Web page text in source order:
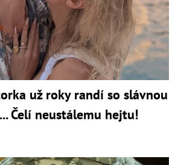
už roky randí so slávnou
Čelí neustálemu hejtu!